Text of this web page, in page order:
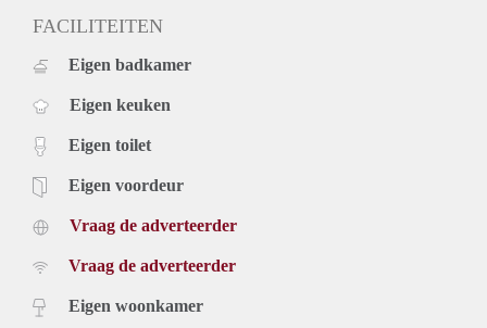
FACILITEITEN
Eigen badkamer
Eigen keuken
Eigen toilet
Eigen voordeur
Vraag de adverteerder
Vraag de adverteerder
Eigen woonkamer